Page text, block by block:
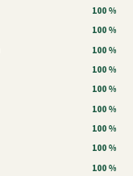
100 %
100 %
100 %
100 %
100 %
100 %
100 %
100 %
100 %